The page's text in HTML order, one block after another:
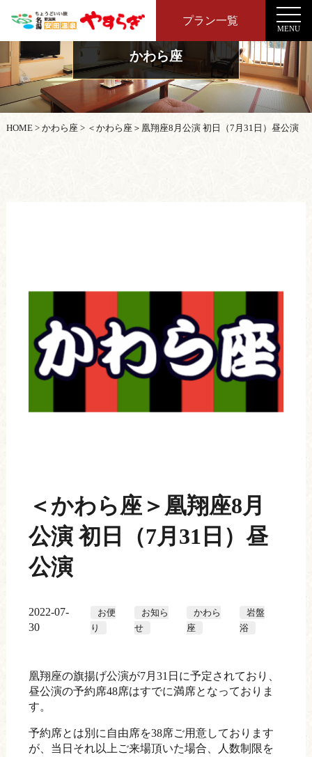
プラン一覧
MENU
かわら座
HOME> かわら座> ＜かわら座＞凰翔座8月公演 初日（7月31日）昼公演
＜かわら座＞凰翔座8月
公演 初日（7月31日）昼
公演
2022-07-
30
お便
り
お知ら
せ
かわら
座
岩盤
浴
凰翔座の旗揚げ公演が7月31日に予定されており、
昼公演の予約席48席はすでに満席となっておりま
す。
予約席とは別に自由席を38席ご用意しております
が、当日それ以上ご来場頂いた場合、人数制限を